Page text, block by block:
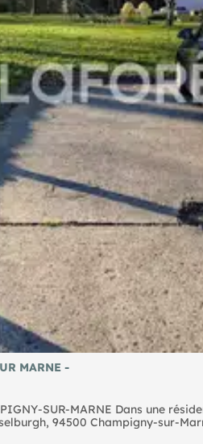
MARNE -
SUR-MARNE Dans une
94500 Champigny-sur-
immédiatement.